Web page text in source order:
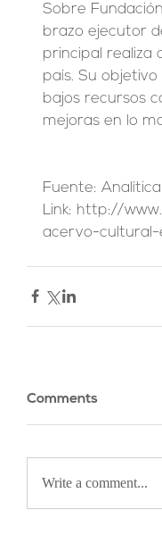
Sobre
brazo ejecutor
principal realiza
país. Su
bajos recursos
mejoras en lo
Fuente: Analítica
Link: http://
acervo-
Comments
Write a comment...